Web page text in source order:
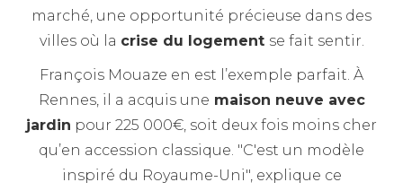
marché, une opportunité précieuse dans des
villes où la crise du logement se fait sentir.
François Mouaze en est l’exemple parfait. À
Rennes, il a acquis une maison neuve avec
jardin pour 225 000€, soit deux fois moins cher
qu’en accession classique. "C'est un modèle
inspiré du Royaume-Uni", explique ce